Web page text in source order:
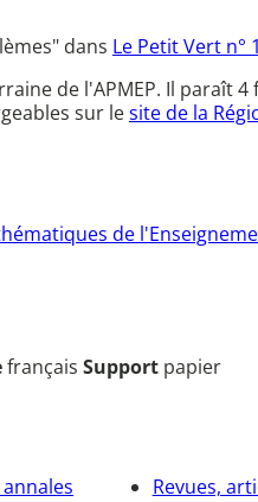
dans Le Petit Vert n°
de l'APMEP. Il paraît
sur lesite de la
de
français Support papier
Revues,